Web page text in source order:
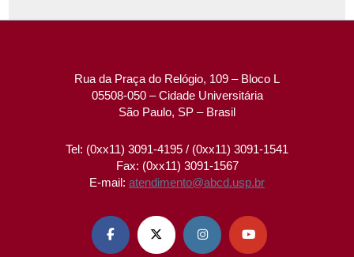
Rua da Praça do Relógio, 109 – Bloco L
05508-050 – Cidade Universitária
São Paulo, SP – Brasil
Tel: (0xx11) 3091-4195 / (0xx11) 3091-1541
Fax: (0xx11) 3091-1567
E-mail: atendimento@abcd.usp.br
   